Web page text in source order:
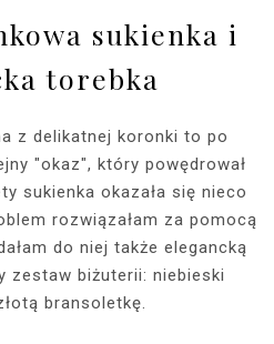
sukienka i
torebka
z delikatnej koronki to po
"okaz", który powędrował
sukienka okazała się nieco
rozwiązałam za pomocą
do niej także elegancką
zestaw biżuterii: niebieski
bransoletkę.